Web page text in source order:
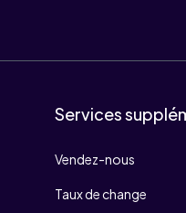
Services
Vendez-nous
Taux de change